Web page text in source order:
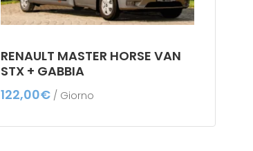
RENAULT MASTER HORSE VAN
STX + GABBIA
122,00€ / Giorno